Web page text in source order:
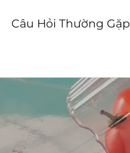
Câu Hỏi Thường Gặp